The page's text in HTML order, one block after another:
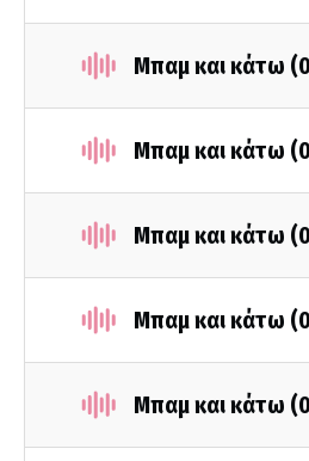
Μπαμ και κάτω
Μπαμ και κάτω
Μπαμ και κάτω
Μπαμ και κάτω
Μπαμ και κάτω